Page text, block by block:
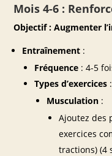
Mois 4-6 :
Objectif : Augmenter
Entraînement :
Fréquence : 4-5
Types d’exercices :
Musculation :
Ajoutez des
exercices
tractions) (4